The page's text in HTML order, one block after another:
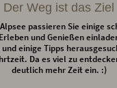
Der Weg ist das Ziel
passieren Sie einige
und Genießen
einige Tipps
Da es viel zu
deutlich mehr Zeit ein. :)